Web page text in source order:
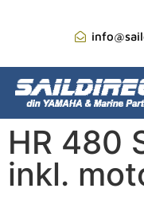
HR 480
inkl.